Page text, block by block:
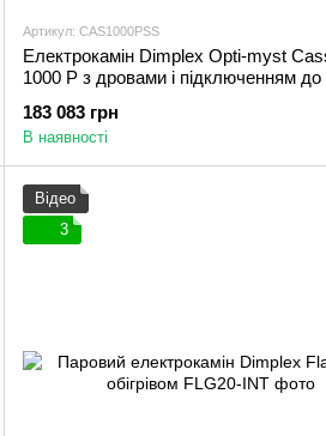
Артикул: CAS1000PSS
Електрокамін Dimplex Opti-myst
1000 P з дровами і підключенням
183 083 грн
В наявності
Відео
3